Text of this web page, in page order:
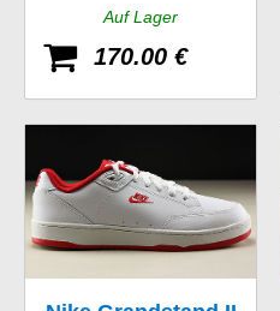
Auf Lager
170.00 €